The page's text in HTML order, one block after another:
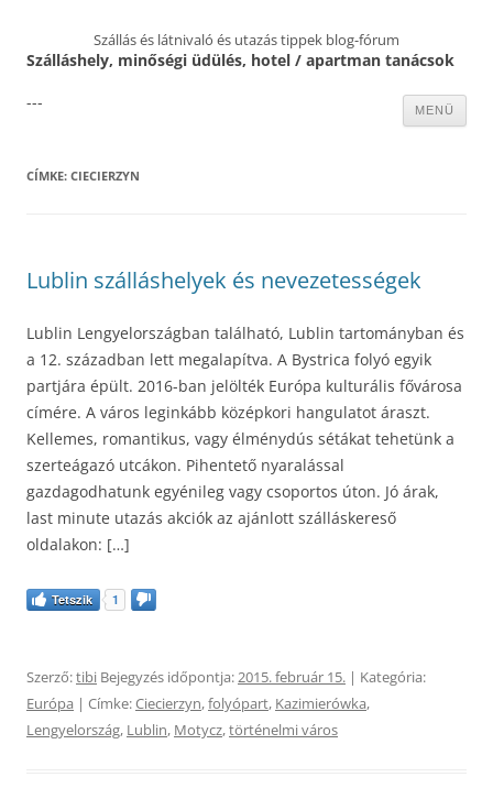
Szállás és látnivaló és utazás tippek blog-fórum
Szálláshely, minőségi üdülés, hotel / apartman tanácsok
MENÜ
---
CÍMKE: CIECIERZYN
Lublin szálláshelyek és nevezetességek
Lublin Lengyelországban található, Lublin tartományban és
a 12. században lett megalapítva. A Bystrica folyó egyik
partjára épült. 2016-ban jelölték Európa kulturális fővárosa
címére. A város leginkább középkori hangulatot áraszt.
Kellemes, romantikus, vagy élménydús sétákat tehetünk a
szerteágazó utcákon. Pihentető nyaralással
gazdagodhatunk egyénileg vagy csoportos úton. Jó árak,
last minute utazás akciók az ajánlott szálláskereső
oldalakon: […]
Tetszik 1
Szerző:tibi Bejegyzés időpontja:2015. február 15. | Kategória:
Európa | Címke:Ciecierzyn,folyópart, Kazimierówka,
Lengyelország, Lublin, Motycz,történelmi város